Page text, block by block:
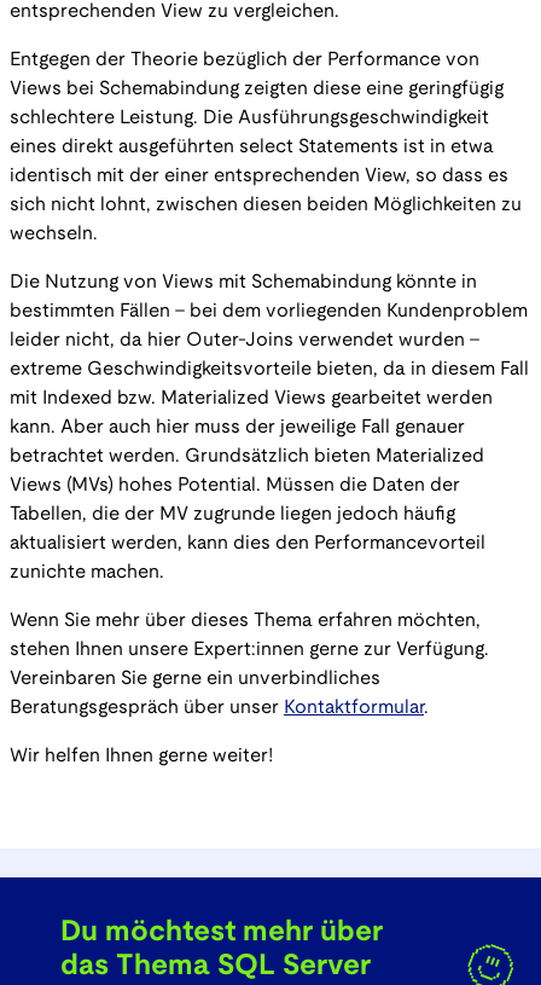
entsprechenden View zu vergleichen.
Entgegen der Theorie bezüglich der Performance von
Views bei Schemabindung zeigten diese eine geringfügig
schlechtere Leistung. Die Ausführungsgeschwindigkeit
eines direkt ausgeführten select Statements ist in etwa
identisch mit der einer entsprechenden View, so dass es
sich nicht lohnt, zwischen diesen beiden Möglichkeiten zu
wechseln.
Die Nutzung von Views mit Schemabindung könnte in
bestimmten Fällen - bei dem vorliegenden Kundenproblem
leider nicht, da hier Outer-Joins verwendet wurden -
extreme Geschwindigkeitsvorteile bieten, da in diesem Fall
mit Indexed bzw. Materialized Views gearbeitet werden
kann. Aber auch hier muss der jeweilige Fall genauer
betrachtet werden. Grundsätzlich bieten Materialized
Views (MVs) hohes Potential. Müssen die Daten der
Tabellen, die der MV zugrunde liegen jedoch häufig
aktualisiert werden, kann dies den Performancevorteil
zunichte machen.
Wenn Sie mehr über dieses Thema erfahren möchten,
stehen Ihnen unsere Expert:innen gerne zur Verfügung.
Vereinbaren Sie gerne ein unverbindliches
Beratungsgespräch über unser Kontaktformular.
Wir helfen Ihnen gerne weiter!
Du möchtest mehr über
das Thema SQL Server